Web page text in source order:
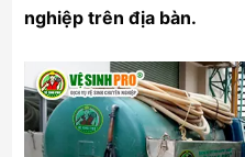
nghiệp trên địa bàn.